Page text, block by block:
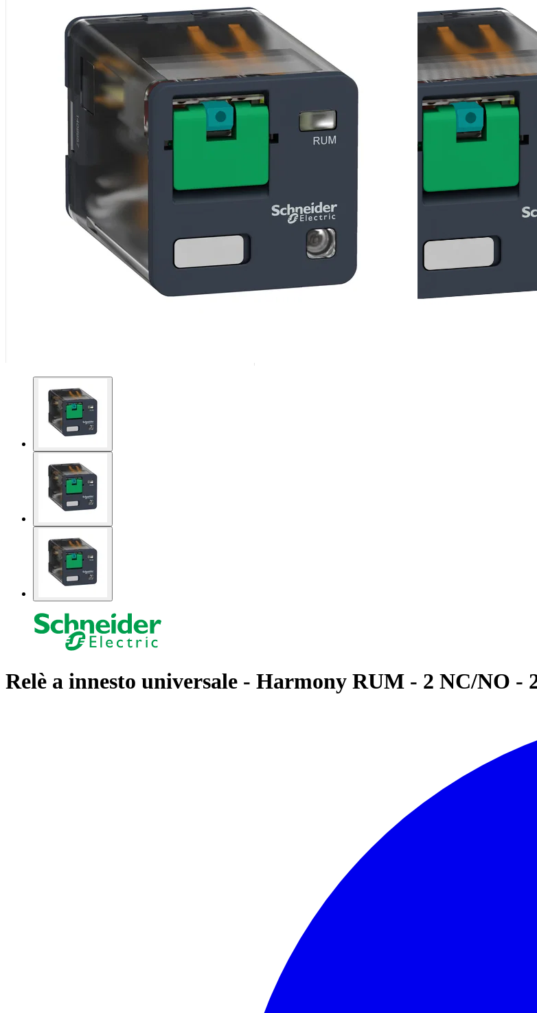
Relè a innesto universale - Harmony RUM - 2 NC/NO -